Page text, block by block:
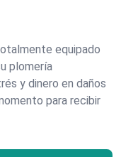
equipado
plomería
y dinero en daños
para recibir